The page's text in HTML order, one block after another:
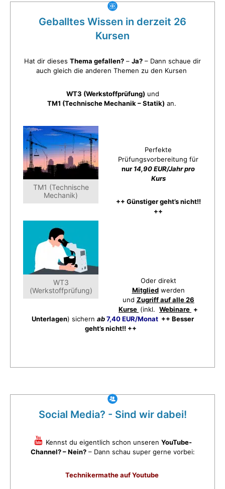
Geballtes Wissen in derzeit 26
Kursen
Hat dir dieses Thema gefallen? – Ja? – Dann schaue dir
auch gleich die anderen Themen zu den Kursen
WT3 (Werkstoffprüfung) und
TM1 (Technische Mechanik – Statik) an.
TM1 (Technische
Mechanik)
WT3
(Werkstoffprüfung)
Perfekte
Prüfungsvorbereitung für
nur 14,90 EUR/Jahr pro
Kurs
++ Günstiger geht’s nicht!!
++
Oder direkt
Mitgliedwerden
und Zugriff auf alle 26
Kurse (inkl. Webinare +
Unterlagen) sichern ab7,40 EUR/Monat++ Besser
geht’s nicht!! ++
Social Media? - Sind wir dabei!
Kennst du eigentlich schon unseren YouTube-
Channel? – Nein?– Dann schau super gerne vorbei:
Technikermathe auf Youtube